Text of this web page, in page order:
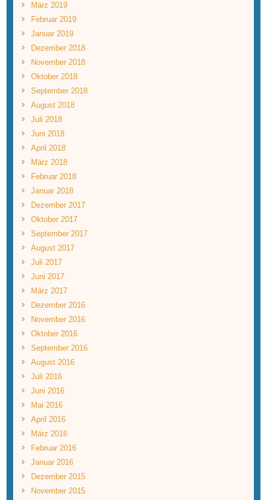
März 2019
Februar 2019
Januar 2019
Dezember 2018
November 2018
Oktober 2018
September 2018
August 2018
Juli 2018
Juni 2018
April 2018
März 2018
Februar 2018
Januar 2018
Dezember 2017
Oktober 2017
September 2017
August 2017
Juli 2017
Juni 2017
März 2017
Dezember 2016
November 2016
Oktober 2016
September 2016
August 2016
Juli 2016
Juni 2016
Mai 2016
April 2016
März 2016
Februar 2016
Januar 2016
Dezember 2015
November 2015